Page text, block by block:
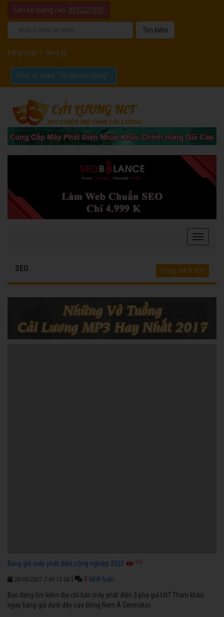
Liên hệ quảng cáo: 0932221090
Đăng nhập Đăng ký
Chia sẻ video "Tôi yêu cải lương".
SEO Trang chủ SEO
Bảng giá máy phát điện công nghiệp 2021 672
28/06/2021 7:44:13 SA 0 bình luận
Bạn đang tìm kiếm địa chỉ bán máy phát điện 3 pha giá tốt? Tham khảo
ngay bảng giá dưới đây của Đông Nam Á Generator.